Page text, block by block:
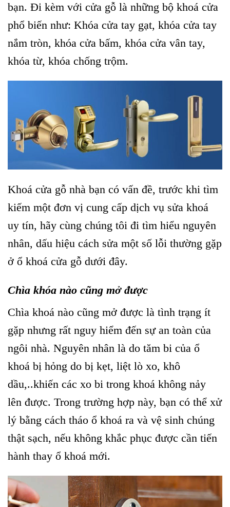
bạn. Đi kèm với cửa gỗ là những bộ khoá cửa
phổ biến như: Khóa cửa tay gạt, khóa cửa tay
nắm tròn, khóa cửa bấm, khóa cửa vân tay,
khóa từ, khóa chống trộm.
Khoá cửa gỗ nhà bạn có vấn đề, trước khi tìm
kiếm một đơn vị cung cấp dịch vụ sửa khoá
uy tín, hãy cùng chúng tôi đi tìm hiểu nguyên
nhân, dấu hiệu cách sửa một số lỗi thường gặp
ở ổ khoá cửa gỗ dưới đây.
Chìa khóa nào cũng mở được
Chìa khoá nào cũng mở được là tình trạng ít
gặp nhưng rất nguy hiểm đến sự an toàn của
ngôi nhà. Nguyên nhân là do tăm bi của ổ
khoá bị hỏng do bị kẹt, liệt lò xo, khô
dầu,..khiến các xo bi trong khoá không nảy
lên được. Trong trường hợp này, bạn có thể xử
lý bằng cách tháo ổ khoá ra và vệ sinh chúng
thật sạch, nếu không khắc phục được cần tiến
hành thay ổ khoá mới.